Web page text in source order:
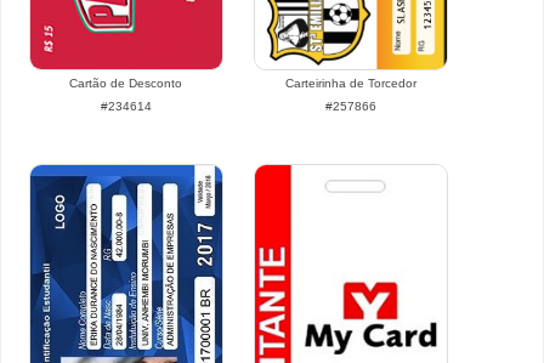
Cartão de Desconto
#234614
Carteirinha de Torcedor
#257866